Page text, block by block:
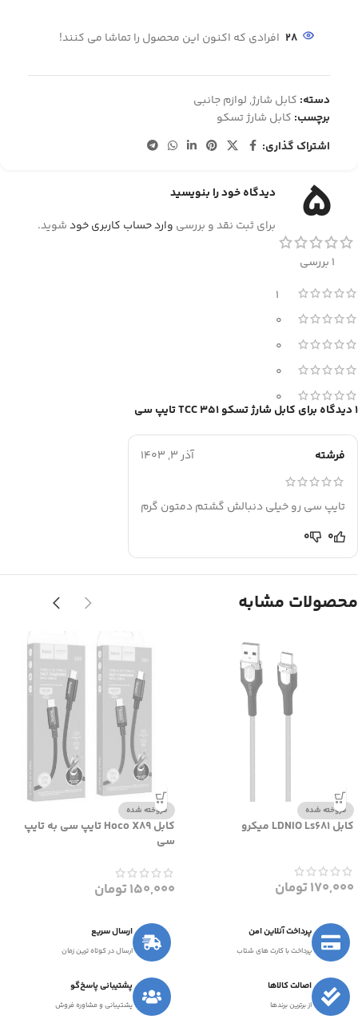
28 افرادی که اکنون این محصول را تماشا می کنند!
دسته: کابل شارژ, لوازم جانبی
برچسب: کابل شارژ تسکو
اشتراک گذاری:
5
1 بررسی
1
0
0
0
0
1 دیدگاه برای کابل شارژ تسکو TCC 351 تایپ سی
فرشته آذر 3, 1403
تایپ سی رو خیلی دنبالش گشتم دمتون گرم
0
0
دیدگاه خود را بنویسید
برای ثبت نقد و بررسی وارد حساب کاربری خودشوید.
محصولات مشابه
فروخته شده
کابل LDNIO Ls681 میکرو
170,000تومان
فروخته شده
کابل Hoco X89 تایپ سی به تایپ
سی
150,000تومان
پرداخت آنلاین امن
پرداخت با کارت های شتاب
ارسال سریع
ارسال در کوتاه ترین زمان
اصالت کالاها
از برترین برندها
پشتیبانی پاسخ‌گو
پشتیبانی و مشاوره فروش